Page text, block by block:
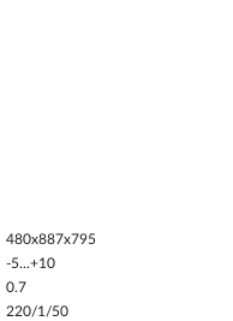
480x887x795
-5...+10
0.7
220/1/50